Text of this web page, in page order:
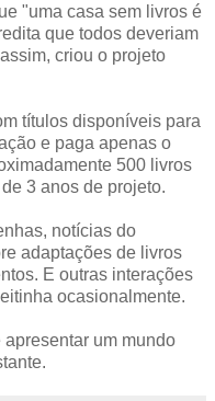
"uma casa sem livros é
que todos deveriam
criou o projeto
títulos disponíveis para
e paga apenas o
500 livros
3 anos de projeto.
notícias do
adaptações de livros
E outras interações
ocasionalmente.
um mundo